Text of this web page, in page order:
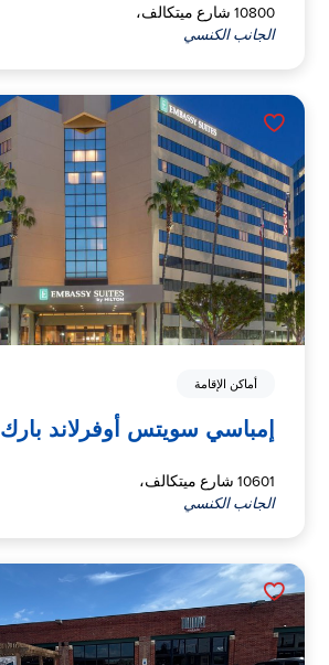
10800 شارع ميتكالف،
الجانب الكنسي
أماكن الإقامة
إمباسي سويتس أوفرلاند بارك
10601 شارع ميتكالف،
الجانب الكنسي